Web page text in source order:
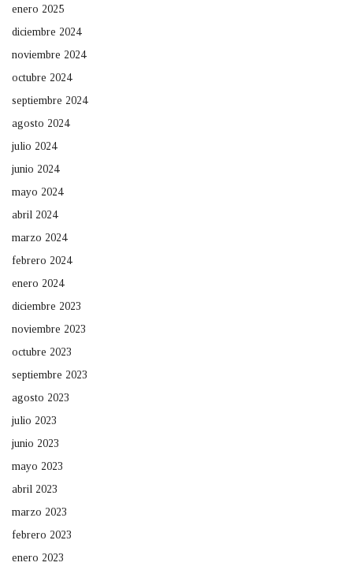
enero 2025
diciembre 2024
noviembre 2024
octubre 2024
septiembre 2024
agosto 2024
julio 2024
junio 2024
mayo 2024
abril 2024
marzo 2024
febrero 2024
enero 2024
diciembre 2023
noviembre 2023
octubre 2023
septiembre 2023
agosto 2023
julio 2023
junio 2023
mayo 2023
abril 2023
marzo 2023
febrero 2023
enero 2023